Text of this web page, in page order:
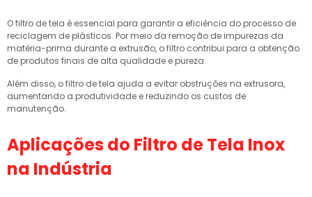
O filtro de tela é essencial para garantir a eficiência do processo de
reciclagem de plásticos. Por meio da remoção de impurezas da
matéria-prima durante a extrusão, o filtro contribui para a obtenção
de produtos finais de alta qualidade e pureza.
Além disso, o filtro de tela ajuda a evitar obstruções na extrusora,
aumentando a produtividade e reduzindo os custos de
manutenção.
Aplicações do Filtro de Tela Inox
na Indústria